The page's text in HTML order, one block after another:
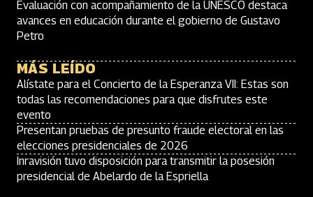
Evaluación con acompañamiento de la UNESCO destaca
avances en educación durante el gobierno de Gustavo
Petro
MÁS LEÍDO
Alístate para el Concierto de la Esperanza VII: Estas son
todas las recomendaciones para que disfrutes este
evento
Presentan pruebas de presunto fraude electoral en las
elecciones presidenciales de 2026
Inravisión tuvo disposición para transmitir la posesión
presidencial de Abelardo de la Espriella